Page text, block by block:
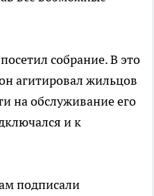
собрание. В это
агитировал жильцов
на обслуживание его
и к
подписали